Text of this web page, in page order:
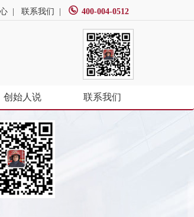
联系我们 400-004-0512
创始人说 联系我们